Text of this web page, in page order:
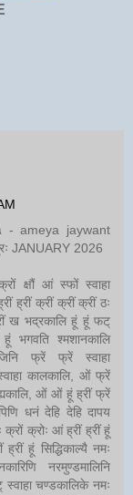
- ameya jaywant
JANUARY 2026
क्षौं आं स्फों स्वाहा
ह्रीं क्रीं क्रीं क्रीं ठः
ख भद्रकालि हूं हूं फट्
भगवति श्मशानकालि
फ्रें फ्रें स्वाहा
कालकालि, ओं फ्रें
ओं ओं हूं ह्रीं फ्रें
धनं देहि देहि दापय
क्रों क्रोः आं ह्रीं ह्रीं हूं
हूं सिद्धिकाल्यै नमः
नरमुण्डमालिनि
चण्डकालिके नमः